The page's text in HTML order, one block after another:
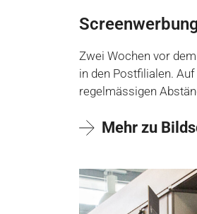
Zwei Wochen vor
in den Postfilialen.
regelmässigen
Mehr zu